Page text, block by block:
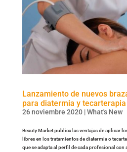
Lanzamiento de nuevos
para diatermia y tecarterapia
26 noviembre 2020|What's New
Beauty Market publica las ventajas de aplicar
libres en los tratamientos de diatermia o
que se adapta al perfil de cada profesional con